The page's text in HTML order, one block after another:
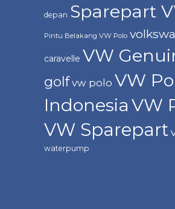
depan Sparepart
Pintu Belakang VW Polo
caravelle VW
golf vw polo VW
Indonesia VW
VW Sparepart
waterpump